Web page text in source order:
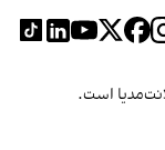
است.